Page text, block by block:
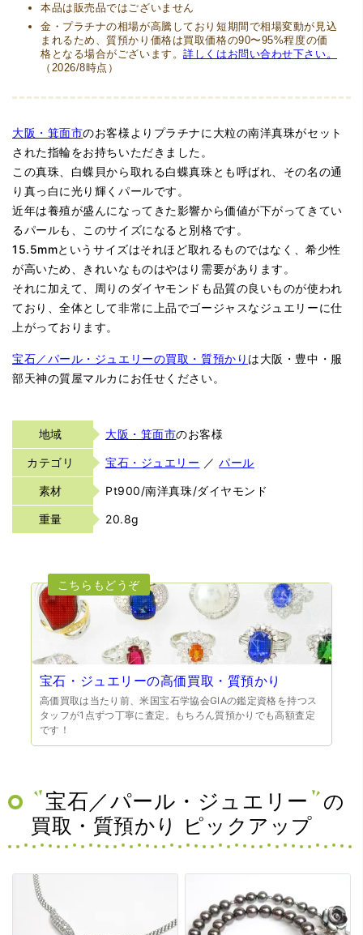
本品は販売品ではございません
金・プラチナの相場が高騰しており短期間で相場変動が見込
まれるため、質預かり価格は買取価格の90〜95%程度の価
格となる場合がございます。詳しくはお問い合わせ下さい。
（2026/8時点）
大阪・箕面市のお客様よりプラチナに大粒の南洋真珠がセット
された指輪をお持ちいただきました。
この真珠、白蝶貝から取れる白蝶真珠とも呼ばれ、その名の通
り真っ白に光り輝くパールです。
近年は養殖が盛んになってきた影響から価値が下がってきてい
るパールも、このサイズになると別格です。
15.5mmというサイズはそれほど取れるものではなく、希少性
が高いため、きれいなものはやはり需要があります。
それに加えて、周りのダイヤモンドも品質の良いものが使われ
ており、全体として非常に上品でゴージャスなジュエリーに仕
上がっております。
宝石／パール・ジュエリーの買取・質預かり は大阪・豊中・服
部天神の質屋マルカにお任せください。
地域 大阪・箕面市のお客様
カテゴリ 宝石・ジュエリー ／パール
素材 Pt900/南洋真珠/ダイヤモンド
重量 20.8g
宝石・ジュエリーの高価買取・質預かり
高価買取は当たり前、米国宝石学協会GIAの鑑定資格を持つス
タッフが1点ずつ丁寧に査定。もちろん質預かりでも高額査定
です！
宝石／パール・ジュエリー
の
買取・質預かり ピックアップ